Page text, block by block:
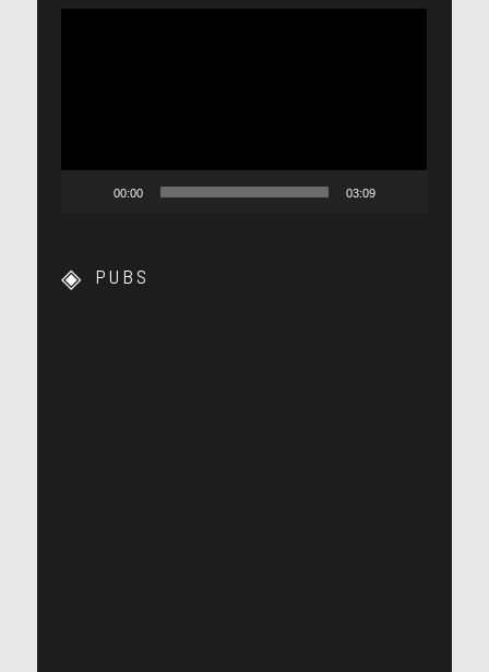
00:00 03:09
PUBS